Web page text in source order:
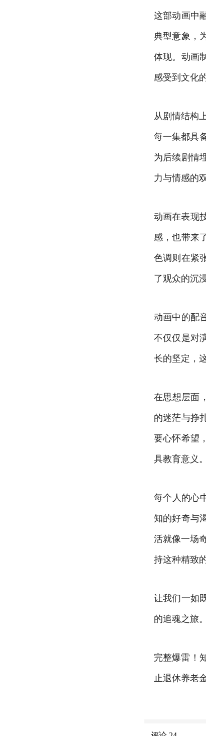
这部动画中
典型意象，
体现。动画
感受到文化
从剧情结构
每一集都具
为后续剧情
力与情感的
动画在表现
感，也带来
色调则在紧
了观众的沉
动画中的配
不仅仅是对
长的坚定，
在思想层面
的迷茫与挣
要心怀希望
具教育意义。
每个人的心
知的好奇与
活就像一场
持这种精致
让我们一如
的追魂之旅。
完整爆雷！
止退休养老